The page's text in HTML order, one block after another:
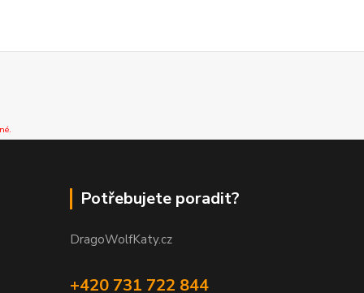
Potřebujete poradit?
DragoWolfKaty.cz
+420 731 722 844